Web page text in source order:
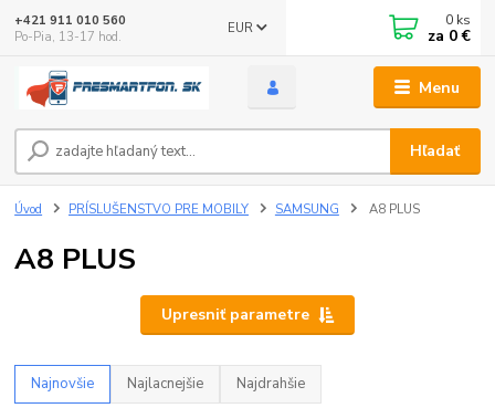
Menu
EUR
Hľadať
+421 911 010 560
Po-Pia, 13-17 hod.
0 ks
za 0 €
Úvod PRÍSLUŠENSTVO PRE MOBILY SAMSUNG A8 PLUS
A8 PLUS
Upresniť parametre
Najnovšie Najlacnejšie Najdrahšie